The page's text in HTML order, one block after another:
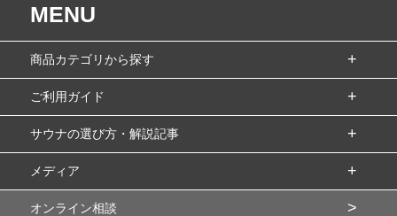
MENU
商品カテゴリから探す
ご利用ガイド
サウナの選び方・解説記事
メディア
オンライン相談